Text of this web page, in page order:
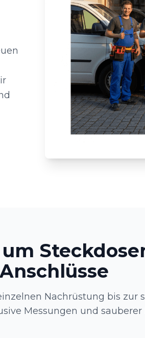
Nachrüstung bis zur
Messungen und